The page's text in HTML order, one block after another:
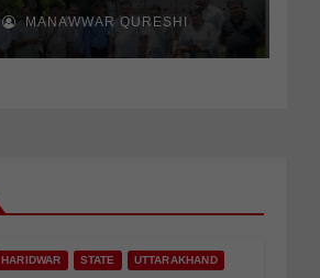
MANAWWAR QURESHI
HARIDWAR STATE UTTARAKHAND